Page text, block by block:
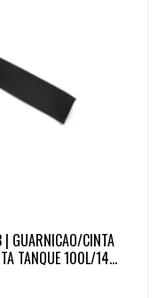
GUARNICAO/CINTA
TANQUE 100L/140